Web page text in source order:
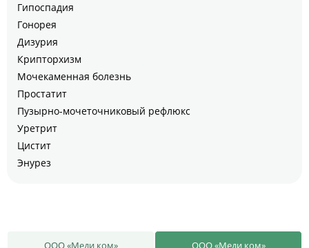
Гипоспадия
Гонорея
Дизурия
Крипторхизм
Мочекаменная болезнь
Простатит
Пузырно-мочеточниковый рефлюкс
Уретрит
Цистит
Энурез
ООО «Меди ком» ООО «Меди ком»